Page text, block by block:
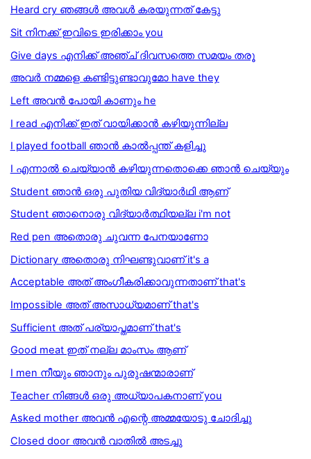
Heard cry ഞങ്ങള്‍ അവള്‍ കരയുന്നത് കേട്ടു
Sit നിനക്ക് ഇവിടെ ഇരിക്കാം you
Give days എനിക്ക് അഞ്ച് ദിവസത്തെ സമയം തരൂ
അവർ നമ്മളെ കണ്ടിട്ടുണ്ടാവുമോ have they
Left അവൻ പോയി കാണും he
I read എനിക്ക് ഇത് വായിക്കാൻ കഴിയുന്നില്ല
I played football ഞാന്‍ കാല്‍പ്പന്ത് കളിച്ചു
I എന്നാല്‍ ചെയ്യാന്‍ കഴിയുന്നതൊക്കെ ഞാന്‍ ചെയ്യും
Student ഞാന്‍ ഒരു പുതിയ വിദ്യാര്‍ഥി ആണ്
Student ഞാനൊരു വിദ്യാര്‍ത്ഥിയല്ല i'm not
Red pen അതൊരു ചുവന്ന പേനയാണോ
Dictionary അതൊരു നിഘണ്ടുവാണ് it's a
Acceptable അത് അംഗീകരിക്കാവുന്നതാണ് that's
Impossible അത് അസാധ്യമാണ് that's
Sufficient അത് പര്യാപ്തമാണ് that's
Good meat ഇത് നല്ല മാംസം ആണ്
I men നീയും ഞാനും പുരുഷന്മാരാണ്
Teacher നിങ്ങൾ ഒരു അധ്യാപകനാണ് you
Asked mother അവൻ എന്റെ അമ്മയോടു ചോദിച്ചു
Closed door അവൻ വാതിൽ അടച്ചു